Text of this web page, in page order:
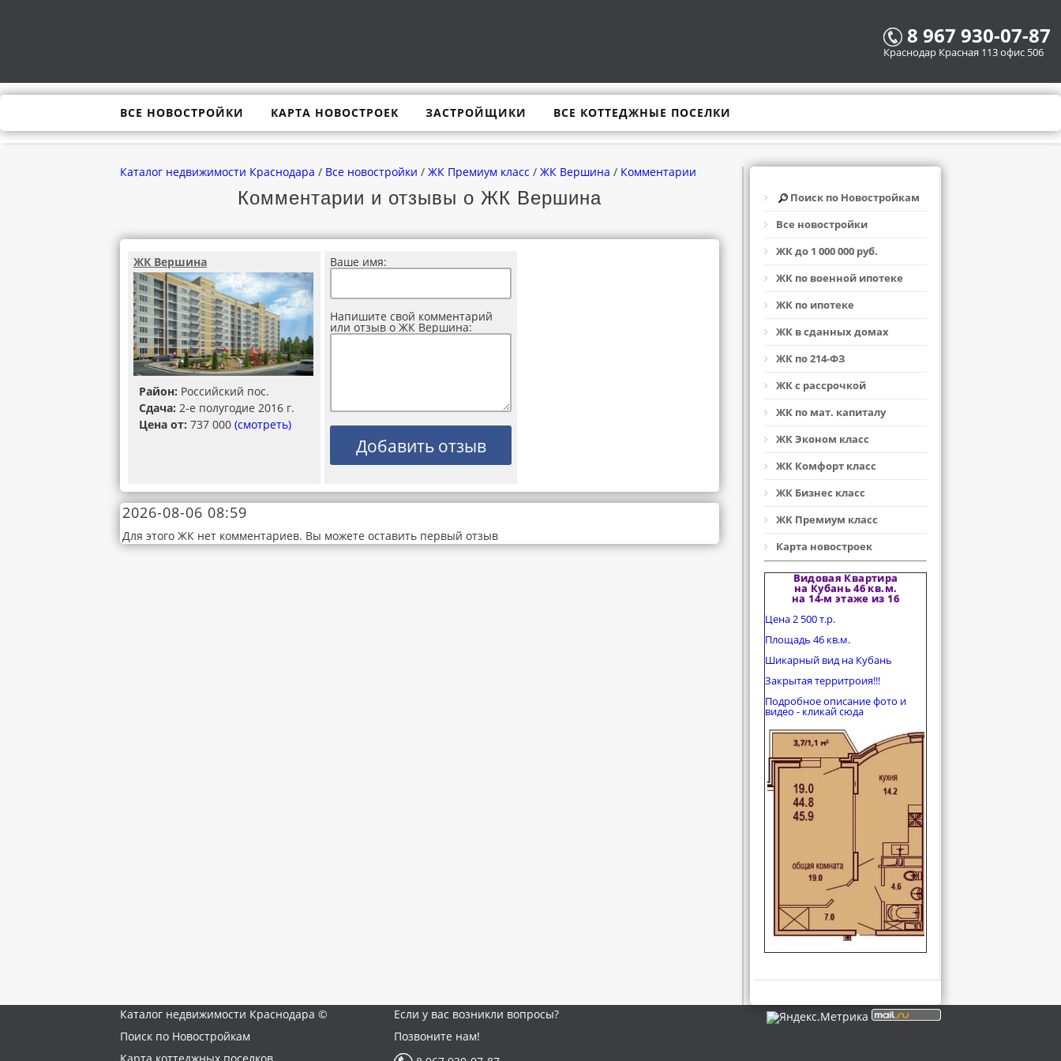
8 967 930-07-87
Краснодар Красная 113 офис 506
ВСЕ НОВОСТРОЙКИ КАРТА НОВОСТРОЕК ЗАСТРОЙЩИКИ ВСЕ КОТТЕДЖНЫЕ ПОСЕЛКИ
Каталог недвижимости Краснодара / Все новостройки / ЖК Премиум класс / ЖК Вершина / Комментарии
Комментарии и отзывы о ЖК Вершина
ЖК Вершина
Район: Российский пос.
Сдача: 2-е полугодие 2016 г.
Цена от: 737 000 (смотреть)
Ваше имя:
Напишите свой комментарий
или отзыв о ЖК Вершина:
2026-08-06 08:59
Для этого ЖК нет комментариев. Вы можете оставить первый отзыв
Поиск по Новостройкам
Все новостройки
ЖК до 1 000 000 руб.
ЖК по военной ипотеке
ЖК по ипотеке
ЖК в сданных домах
ЖК по 214-ФЗ
ЖК с рассрочкой
ЖК по мат. капиталу
ЖК Эконом класс
ЖК Комфорт класс
ЖК Бизнес класс
ЖК Премиум класс
Карта новостроек
Видовая Квартира
на Кубань 46 кв.м.
на 14-м этаже из 16
Цена 2 500 т.р.
Площадь 46 кв.м.
Шикарный вид на Кубань
Закрытая территроия!!!
Подробное описание фото и
видео - кликай сюда
Каталог недвижимости Краснодара ©
Поиск по Новостройкам
Если у вас возникли вопросы?
Позвоните нам!